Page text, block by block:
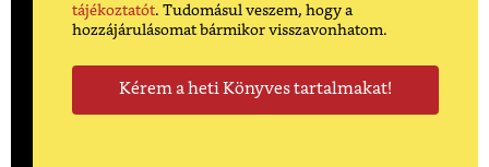
tájékoztatót. Tudomásul veszem, hogy a
hozzájárulásomat bármikor visszavonhatom.